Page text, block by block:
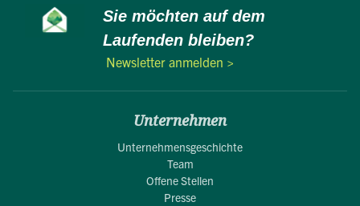
Sie möchten auf dem
Laufenden bleiben?
Newsletter anmelden >
Unternehmen
Unternehmensgeschichte
Team
Offene Stellen
Presse